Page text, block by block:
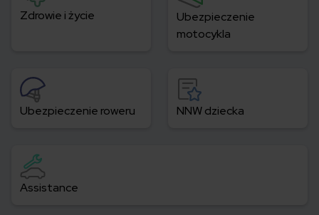
Zdrowie i życie
Ubezpieczenie
motocykla
Ubezpieczenie roweru NNW dziecka
Assistance